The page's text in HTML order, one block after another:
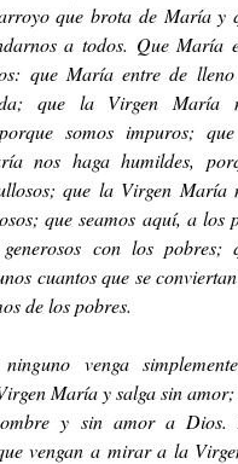
que brota de María y
a todos. Que María
que María entre de
que la Virgen María
somos impuros;
nos haga humildes,
que la Virgen María
que seamos aquí, a los
con los pobres;
cuantos que se
de los pobres.
venga
María y salga sin amor;
y sin amor a Dios.
vengan a mirar a la